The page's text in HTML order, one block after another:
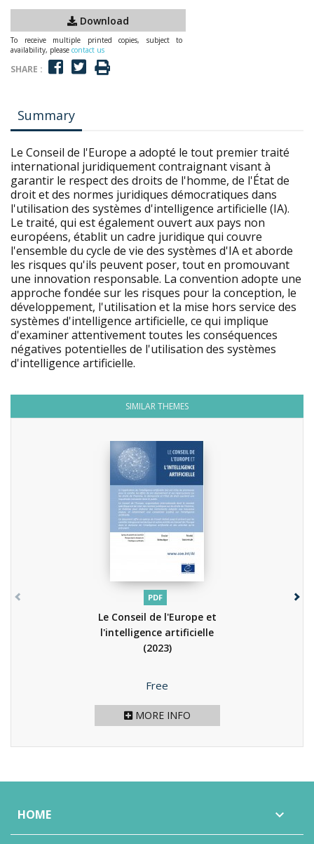
Download
To receive multiple printed copies, subject to
availability, please contact us
SHARE :
Summary
Le Conseil de l'Europe a adopté le tout premier traité
international juridiquement contraignant visant à
garantir le respect des droits de l'homme, de l'État de
droit et des normes juridiques démocratiques dans
l'utilisation des systèmes d'intelligence artificielle (IA).
Le traité, qui est également ouvert aux pays non
européens, établit un cadre juridique qui couvre
l'ensemble du cycle de vie des systèmes d'IA et aborde
les risques qu'ils peuvent poser, tout en promouvant
une innovation responsable. La convention adopte une
approche fondée sur les risques pour la conception, le
développement, l'utilisation et la mise hors service des
systèmes d'intelligence artificielle, ce qui implique
d'examiner attentivement toutes les conséquences
négatives potentielles de l'utilisation des systèmes
d'intelligence artificielle.
SIMILAR THEMES
PDF
Le Conseil de l'Europe et
l'intelligence artificielle
(2023)
Price
Free
MORE INFO
HOME 